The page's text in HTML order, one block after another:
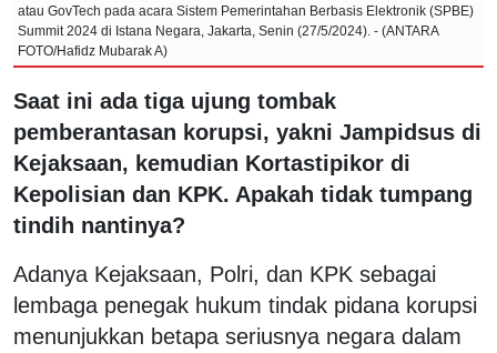
atau GovTech pada acara Sistem Pemerintahan Berbasis Elektronik (SPBE)
Summit 2024 di Istana Negara, Jakarta, Senin (27/5/2024). - (ANTARA
FOTO/Hafidz Mubarak A)
Saat ini ada tiga ujung tombak
pemberantasan korupsi, yakni Jampidsus di
Kejaksaan, kemudian Kortastipikor di
Kepolisian dan KPK. Apakah tidak tumpang
tindih nantinya?
Adanya Kejaksaan, Polri, dan KPK sebagai
lembaga penegak hukum tindak pidana korupsi
menunjukkan betapa seriusnya negara dalam